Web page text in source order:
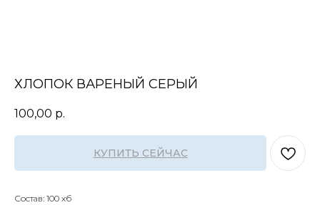
ХЛОПОК ВАРЕНЫЙ СЕРЫЙ
100,00 р.
КУПИТЬ СЕЙЧАС
Состав: 100 хб